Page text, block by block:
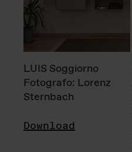
LUIS Soggiorno
Fotografo: Lorenz
Sternbach
Download